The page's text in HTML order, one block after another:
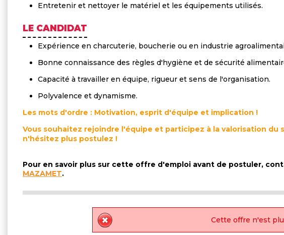
Entretenir et nettoyer le matériel et les équipements utilisés.
LE CANDIDAT
Expérience en charcuterie, boucherie ou en industrie
Bonne connaissance des règles d'hygiène et de sécurité
Capacité à travailler en équipe, rigueur et sens de l'organisation.
Polyvalence et dynamisme.
Les mots d'ordre : Motivation, esprit d'équipe et implication !
Vous souhaitez rejoindre l'équipe et participez à la valorisation du
n'hésitez plus postulez !
Pour en savoir plus sur cette offre d'emploi avant de postuler,
MAZAMET.
Cette offre n'est